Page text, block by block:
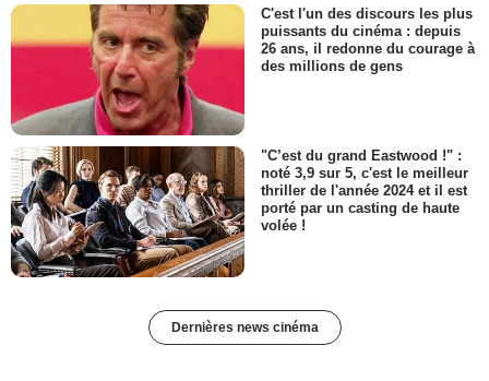
C'est l'un des discours les plus
puissants du cinéma : depuis
26 ans, il redonne du courage à
des millions de gens
"C’est du grand Eastwood !" :
noté 3,9 sur 5, c'est le meilleur
thriller de l'année 2024 et il est
porté par un casting de haute
volée !
Dernières news cinéma